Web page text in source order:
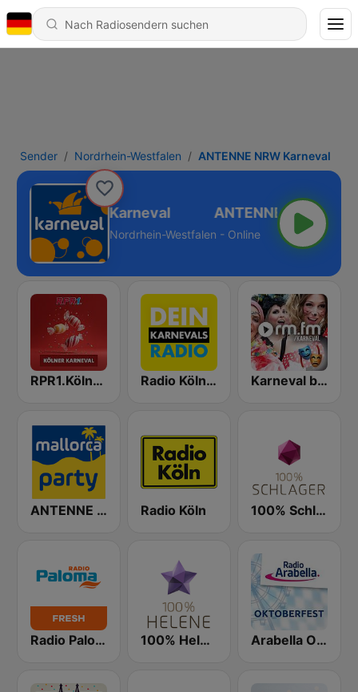
Sender Nordrhein-Westfalen ANTENNE NRW Karneval
NRW Karneval
Nordrhein-Westfalen - Online
RPR1.Kölner Karneval Radio Köln - Dein Karnevalsradio Karneval by rautemusik
ANTENNE BAYERN Mallorca Party Radio Köln 100% Schlager
Radio Paloma Fresh 100% Helene Fischer Arabella Oktoberfest